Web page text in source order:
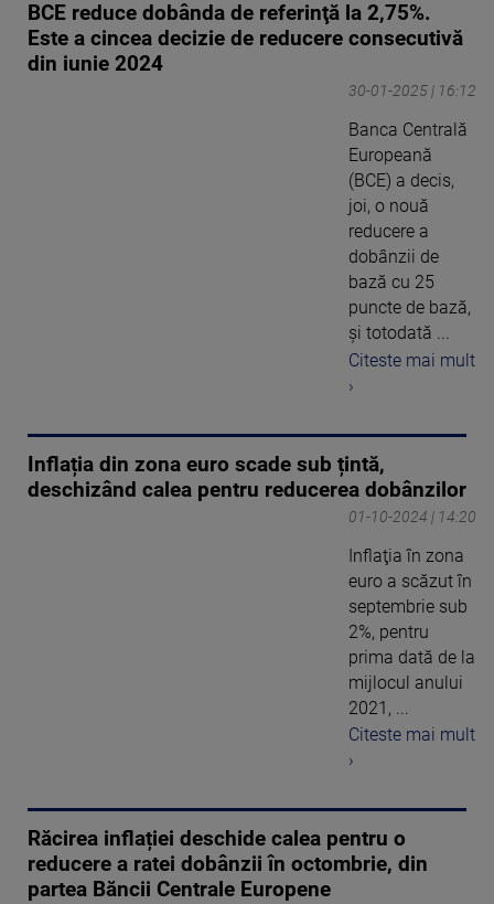
BCE reduce dobânda de referinţă la 2,75%.
Este a cincea decizie de reducere consecutivă
din iunie 2024
30-01-2025 | 16:12
Banca Centrală
Europeană
(BCE) a decis,
joi, o nouă
reducere a
dobânzii de
bază cu 25
puncte de bază,
şi totodată ...
Citeste mai mult
›
Inflația din zona euro scade sub țintă,
deschizând calea pentru reducerea dobânzilor
01-10-2024 | 14:20
Inflaţia în zona
euro a scăzut în
septembrie sub
2%, pentru
prima dată de la
mijlocul anului
2021, ...
Citeste mai mult
›
Răcirea inflației deschide calea pentru o
reducere a ratei dobânzii în octombrie, din
partea Băncii Centrale Europene